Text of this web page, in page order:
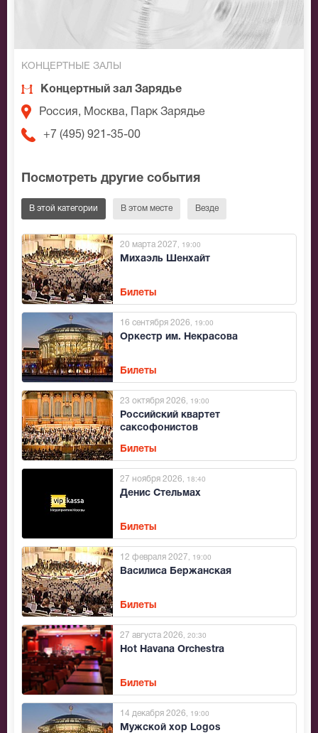
КОНЦЕРТНЫЕ ЗАЛЫ
Концертный зал Зарядье
Россия, Москва, Парк Зарядье
+7 (495) 921-35-00
Посмотреть другие события
В этой категории В этом месте Везде
Михаэль Шенхайт
20 марта 2027 , 19:00
Билеты
Оркестр им. Некрасова
16 сентября 2026 , 19:00
Билеты
Российский квартет
саксофонистов
23 октября 2026 , 19:00
Билеты
Денис Стельмах
27 ноября 2026 , 18:40
Билеты
Василиса Бержанская
12 февраля 2027 , 19:00
Билеты
Hot Havana Orchestra
27 августа 2026 , 20:30
Билеты
Мужской хор Logos
14 декабря 2026 , 19:00